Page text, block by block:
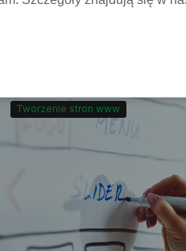
Tworzenie stron www